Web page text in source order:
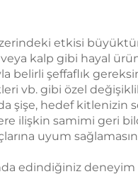
etkisi
kalp gibi hayal
belirli şeffaflık
vb. gibi özel
şişe, hedef kitlenizin
ilişkin samimi geri
uyum
edindiğiniz